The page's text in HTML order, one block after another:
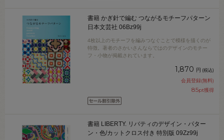
書籍 かぎ針で編む つながるモチーフパターン
日本文芸社 06Bz99j
4枚以上のモチーフを編みつなぐことで模様を描くのが
特徴。著者のさかいさんならではのデザインのモチー
フ・小物が掲載されています。
1,870 円 (税込)
会員登録(無料)
85pt獲得
書籍 LIBERTY. リバティのデザイン・パター
ン・色/カットクロス付き 特別版 09Zz99j